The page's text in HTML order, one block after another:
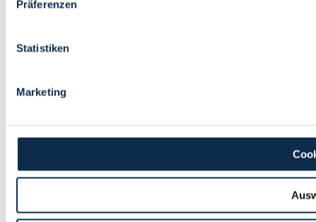
Präferenzen
Statistiken
Marketing